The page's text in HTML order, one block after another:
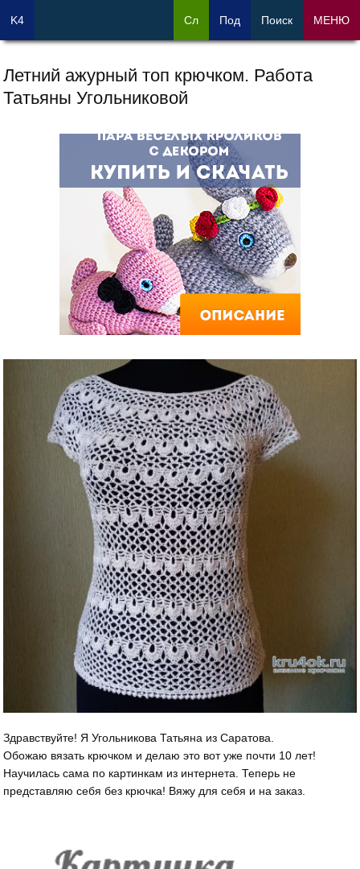
Летний ажурный топ крючком. Работа
Татьяны Угольниковой
Здравствуйте! Я Угольникова Татьяна из Саратова.
Обожаю вязать крючком и делаю это вот уже почти 10 лет!
Научилась сама по картинкам из интернета. Теперь не
представляю себя без крючка! Вяжу для себя и на заказ.
K4 Сл Под Поиск МЕНЮ